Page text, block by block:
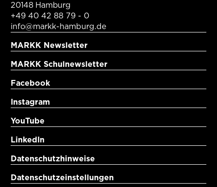
20148 Hamburg
+49 40 42 88 79 - 0
info@markk-hamburg.de
MARKK Newsletter
MARKK Schulnewsletter
Facebook
Instagram
YouTube
LinkedIn
Datenschutzhinweise
Datenschutzeinstellungen